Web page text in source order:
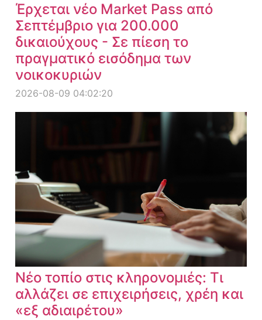
Έρχεται νέο Market Pass από
Σεπτέμβριο για 200.000
δικαιούχους - Σε πίεση το
πραγματικό εισόδημα των
νοικοκυριών
2026-08-09 04:02:20
Νέο τοπίο στις κληρονομιές: Τι
αλλάζει σε επιχειρήσεις, χρέη και
«εξ αδιαιρέτου»